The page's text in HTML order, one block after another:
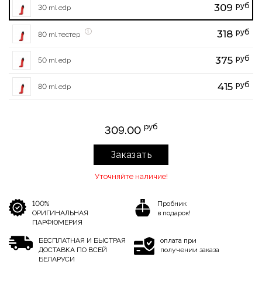
30 ml edp 309 руб
80 ml тестер 318 руб
50 ml edp 375 руб
80 ml edp 415 руб
309.00 руб
Заказать
Уточняйте наличие!
100%
ОРИГИНАЛЬНАЯ
ПАРФЮМЕРИЯ
Пробник
в подарок!
БЕСПЛАТНАЯ И БЫСТРАЯ
ДОСТАВКА ПО ВСЕЙ
БЕЛАРУСИ
оплата при
получении заказа